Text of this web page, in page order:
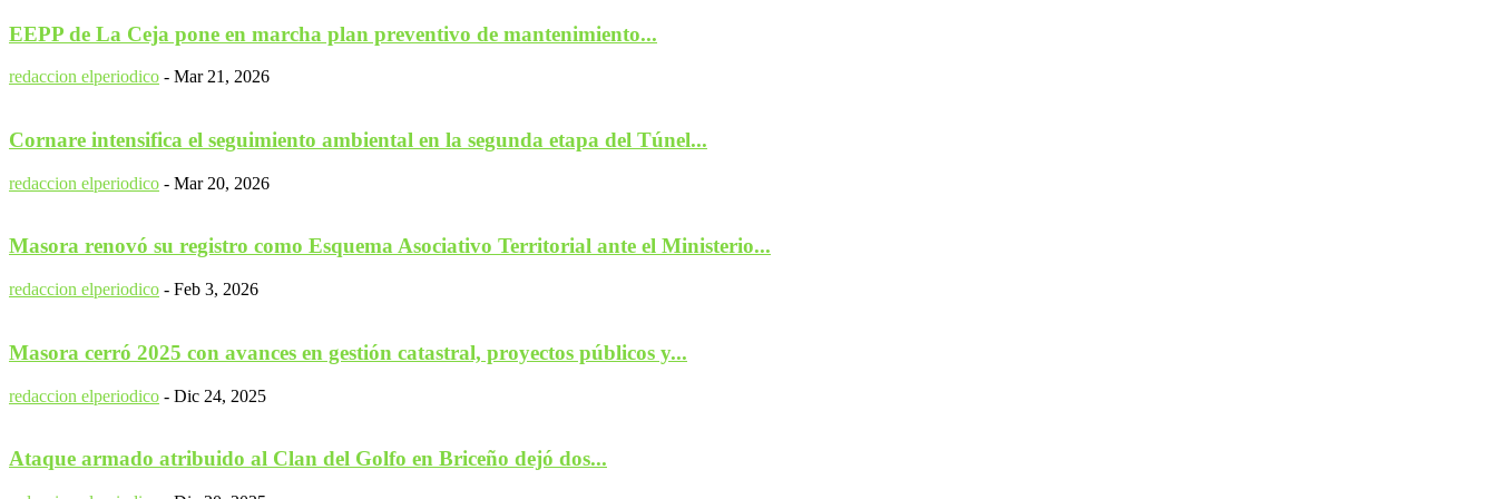
EEPP de La Ceja pone en marcha plan preventivo de mantenimiento...
redaccion elperiodico - Mar 21, 2026
Cornare intensifica el seguimiento ambiental en la segunda etapa del Túnel...
redaccion elperiodico - Mar 20, 2026
Masora renovó su registro como Esquema Asociativo Territorial ante el Ministerio...
redaccion elperiodico - Feb 3, 2026
Masora cerró 2025 con avances en gestión catastral, proyectos públicos y...
redaccion elperiodico - Dic 24, 2025
Ataque armado atribuido al Clan del Golfo en Briceño dejó dos...